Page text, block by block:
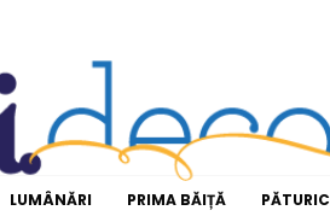
LUMÂNĂRI PRIMA BĂIȚĂ